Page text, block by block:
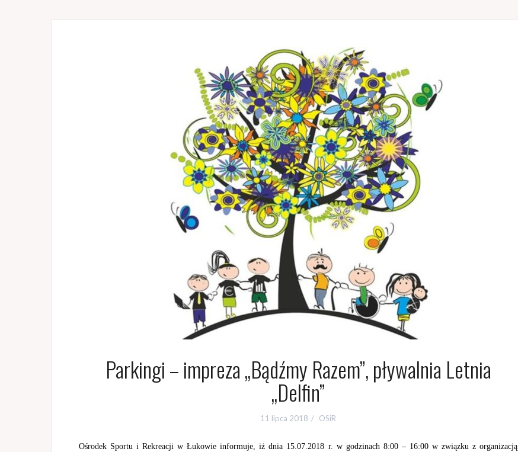
Parkingi – impreza „Bądźmy Razem”, pływalnia Letnia
„Delfin”
11 lipca 2018 OSiR
Ośrodek Sportu i Rekreacji w Łukowie informuje, iż dnia 15.07.2018 r. w godzinach 8:00 – 16:00 w związku z organizacją